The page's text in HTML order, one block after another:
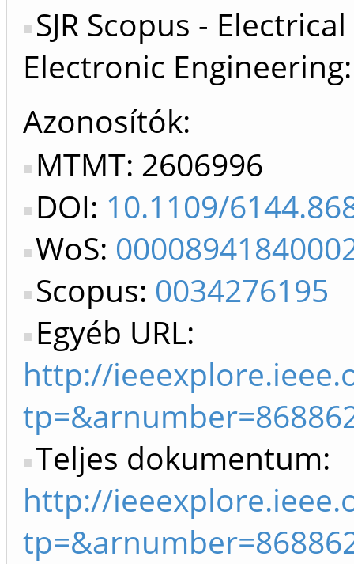
SJR Scopus -
Electronic
Azonosítók
MTMT: 2606996
DOI: 10.1109/
WoS:
Scopus: 0034276195
Egyéb URL:
http://
Teljes dokumentum:
http://